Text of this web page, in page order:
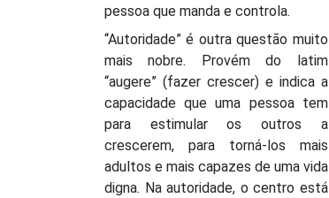
pessoa que manda e controla.
“Autoridade” é outra questão muito
mais nobre. Provém do latim
“augere” (fazer crescer) e indica a
capacidade que uma pessoa tem
para estimular os outros a
crescerem, para torná-los mais
adultos e mais capazes de uma vida
digna. Na autoridade, o centro está